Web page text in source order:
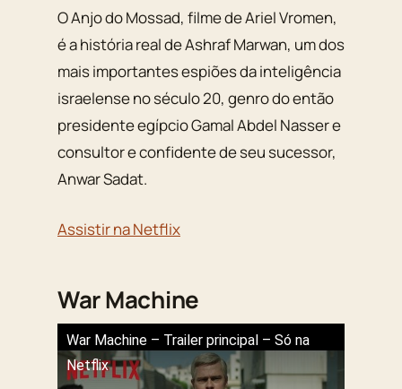
O Anjo do Mossad, filme de Ariel Vromen,
é a história real de Ashraf Marwan, um dos
mais importantes espiões da inteligência
israelense no século 20, genro do então
presidente egípcio Gamal Abdel Nasser e
consultor e confidente de seu sucessor,
Anwar Sadat.
Assistir na Netflix
War Machine
War Machine – Trailer principal – Só na
Netflix